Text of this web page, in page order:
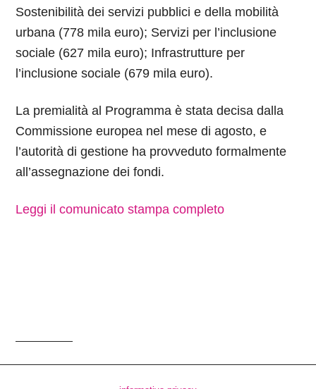
Sostenibilità dei servizi pubblici e della mobilità
urbana (778 mila euro); Servizi per l’inclusione
sociale (627 mila euro); Infrastrutture per
l’inclusione sociale (679 mila euro).
La premialità al Programma è stata decisa dalla
Commissione europea nel mese di agosto, e
l’autorità di gestione ha provveduto formalmente
all’assegnazione dei fondi.
Leggi il comunicato stampa completo